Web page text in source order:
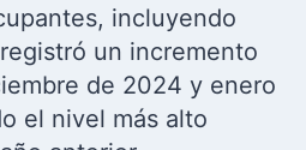
incluyendo
un incremento
de 2024 y enero
el nivel más alto